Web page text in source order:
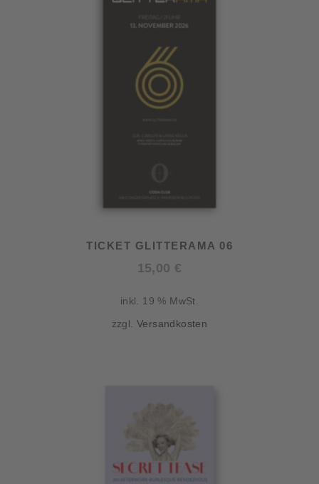
TICKET GLITTERAMA 06
15,00 €
inkl. 19 % MwSt.
zzgl.Versandkosten